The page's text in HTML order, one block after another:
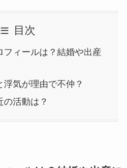
目次
フィールは？結婚や出産
浮気が理由で不仲？
の活動は？